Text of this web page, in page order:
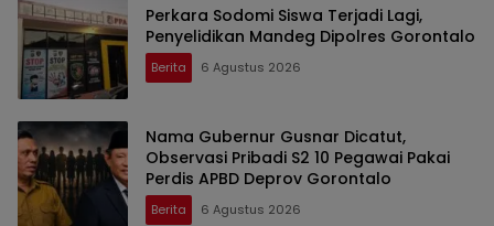
Perkara Sodomi Siswa Terjadi Lagi,
Penyelidikan Mandeg Dipolres Gorontalo
Berita 6 Agustus 2026
Nama Gubernur Gusnar Dicatut,
Observasi Pribadi S2 10 Pegawai Pakai
Perdis APBD Deprov Gorontalo
Berita 6 Agustus 2026